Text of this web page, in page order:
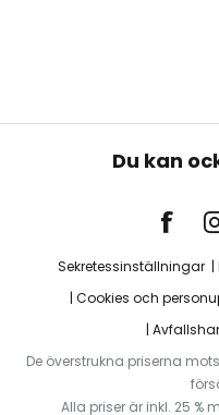
Du kan
Sekretessinställningar
Cookies och
De överstrukna priserna
Alla priser är inkl. 25 %